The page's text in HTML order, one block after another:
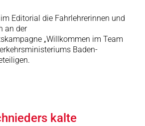
Editorial die Fahrlehrerinnen und
an der
„Willkommen im Team
Baden-
kalte